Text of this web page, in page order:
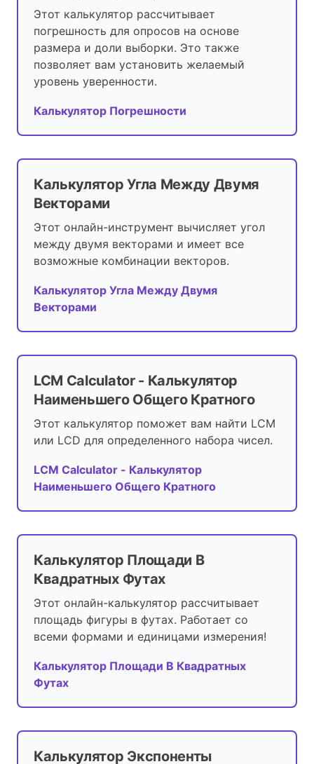
Этот калькулятор рассчитывает
погрешность для опросов на основе
размера и доли выборки. Это также
позволяет вам установить желаемый
уровень уверенности.
Калькулятор Погрешности
Калькулятор Угла Между Двумя
Векторами
Этот онлайн-инструмент вычисляет угол
между двумя векторами и имеет все
возможные комбинации векторов.
Калькулятор Угла Между Двумя
Векторами
LCM Calculator - Калькулятор
Наименьшего Общего Кратного
Этот калькулятор поможет вам найти LCM
или LCD для определенного набора чисел.
LCM Calculator - Калькулятор
Наименьшего Общего Кратного
Калькулятор Площади В
Квадратных Футах
Этот онлайн-калькулятор рассчитывает
площадь фигуры в футах. Работает со
всеми формами и единицами измерения!
Калькулятор Площади В Квадратных
Футах
Калькулятор Экспоненты